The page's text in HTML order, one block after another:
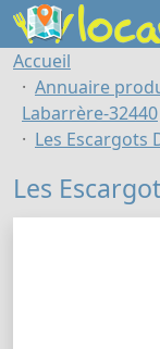
Accueil
Annuaire
Labarrère-32440
Les Escargots
Les